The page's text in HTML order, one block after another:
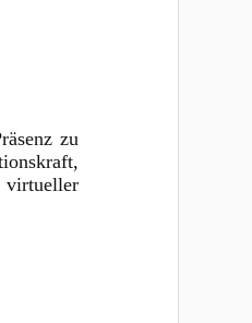
zu